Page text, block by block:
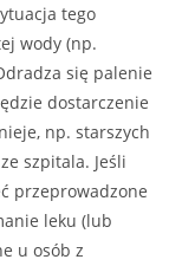
tego
wody (np.
się palenie
dostarczenie
np. starszych
szpitala. Jeśli
przeprowadzone
leku (lub
u osób z